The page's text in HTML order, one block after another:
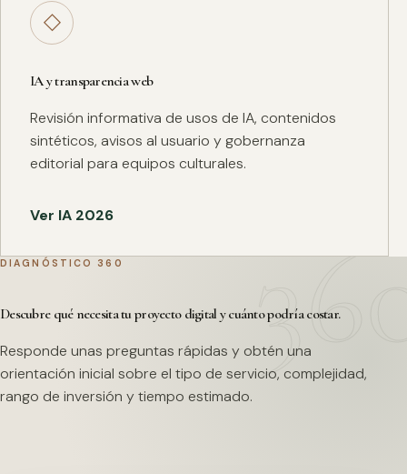
◇
IA y transparencia web
Revisión informativa de usos de IA, contenidos
sintéticos, avisos al usuario y gobernanza
editorial para equipos culturales.
Ver IA 2026
DIAGNÓSTICO 360
Descubre qué necesita tu proyecto digital y cuánto podría costar.
Responde unas preguntas rápidas y obtén una
orientación inicial sobre el tipo de servicio, complejidad,
rango de inversión y tiempo estimado.